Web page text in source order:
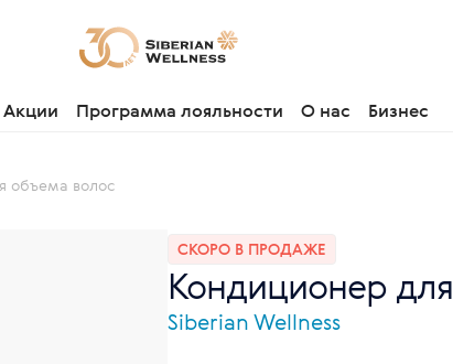
Акции Программа лояльности О нас Бизнес
объема волос
СКОРО В ПРОДАЖЕ
Кондиционер
Siberian Wellness